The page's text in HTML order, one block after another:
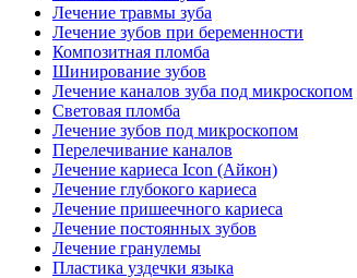
Лечение травмы зуба
Лечение зубов при беременности
Композитная пломба
Шинирование зубов
Лечение каналов зуба под микроскопом
Световая пломба
Лечение зубов под микроскопом
Перелечивание каналов
Лечение кариеса Icon (Айкон)
Лечение глубокого кариеса
Лечение пришеечного кариеса
Лечение постоянных зубов
Лечение гранулемы
Пластика уздечки языка